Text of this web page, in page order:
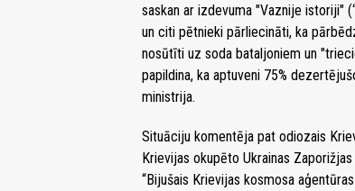
saskan ar izdevuma "Vaznije istoriji"
un citi pētnieki pārliecināti, ka
nosūtīti uz soda bataljoniem un
papildina, ka aptuveni 75%
ministrija.
Situāciju komentēja pat odiozais
Krievijas okupēto Ukrainas
“Bijušais Krievijas kosmosa